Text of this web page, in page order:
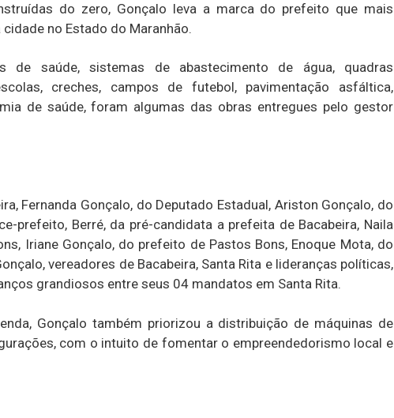
do zero, Gonçalo leva a marca do prefeito que mais
no Estado do Maranhão.
de saúde, sistemas de abastecimento de água, quadras
creches, campos de futebol, pavimentação asfáltica,
de saúde, foram algumas das obras entregues pelo gestor
Fernanda Gonçalo, do Deputado Estadual, Ariston Gonçalo, do
prefeito, Berré, da pré-candidata a prefeita de Bacabeira, Naila
Iriane Gonçalo, do prefeito de Pastos Bons, Enoque Mota, do
vereadores de Bacabeira, Santa Rita e lideranças políticas,
grandiosos entre seus 04 mandatos em Santa Rita.
Gonçalo também priorizou a distribuição de máquinas de
com o intuito de fomentar o empreendedorismo local e